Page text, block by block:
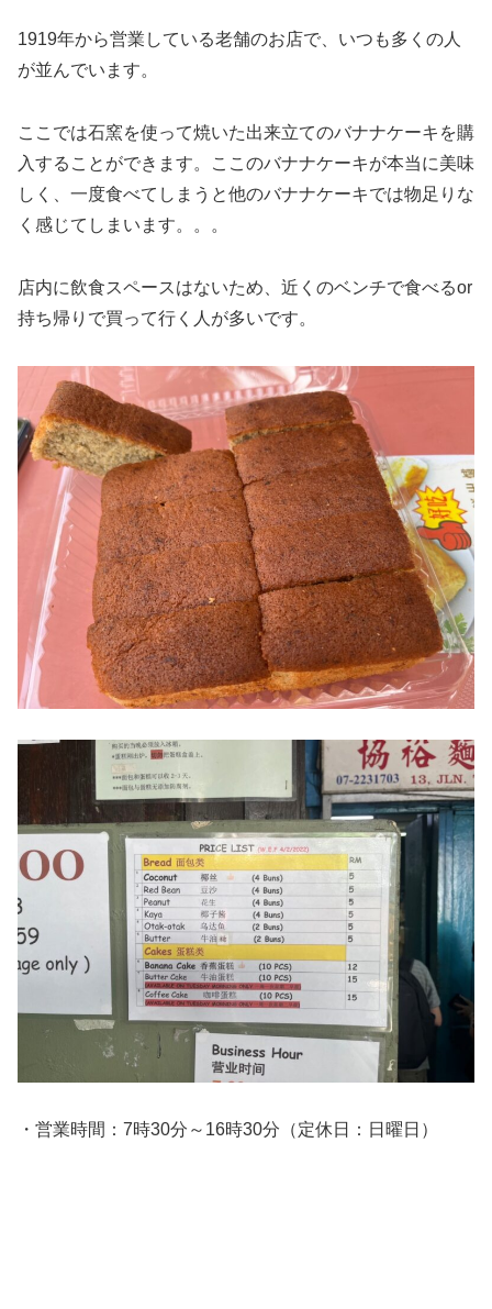
1919年から営業している老舗のお店で、いつも多くの人
が並んでいます。
ここでは石窯を使って焼いた出来立てのバナナケーキを購
入することができます。ここのバナナケーキが本当に美味
しく、一度食べてしまうと他のバナナケーキでは物足りな
く感じてしまいます。。。
店内に飲食スペースはないため、近くのベンチで食べるor
持ち帰りで買って行く人が多いです。
・営業時間：7時30分～16時30分（定休日：日曜日）